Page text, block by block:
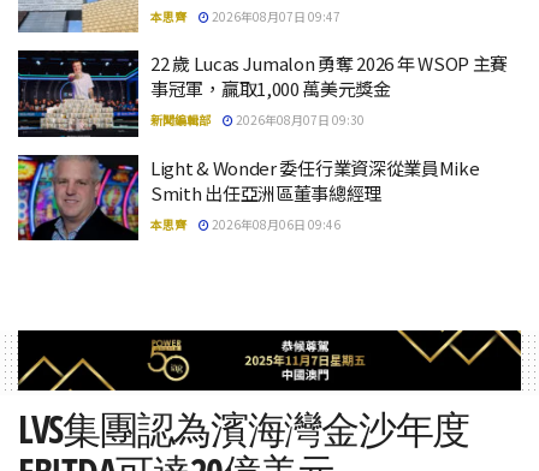
本思齊 2026年08月07日 09:47
22 歲 Lucas Jumalon 勇奪 2026 年 WSOP 主賽
事冠軍，贏取1,000 萬美元獎金
新聞編輯部 2026年08月07日 09:30
Light & Wonder 委任行業資深從業員Mike
Smith 出任亞洲區董事總經理
本思齊 2026年08月06日 09:46
LVS集團認為濱海灣金沙年度